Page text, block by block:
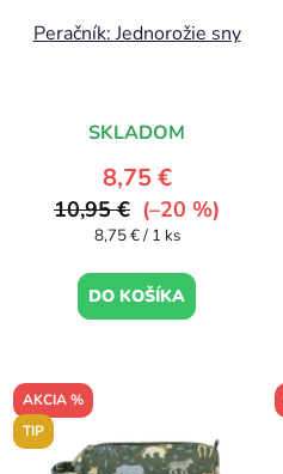
Peračník: Jednorožie sny
SKLADOM
8,75 €
10,95 € (–20 %)
Jednotková
8,75 € / 1 ks
DO KOŠÍKA
AKCIA %
TIP